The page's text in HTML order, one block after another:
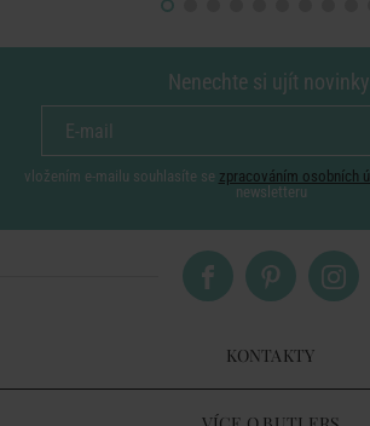
Nenechte si ujít
vložením e-mailu souhlasíte se zpracováním osobních
newsletteru
KONTAKTY